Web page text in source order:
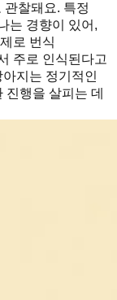
찰돼요. 특정
는 경향이 있어,
로 번식
주로 인식된다고
지는 정기적인
행을 살피는 데